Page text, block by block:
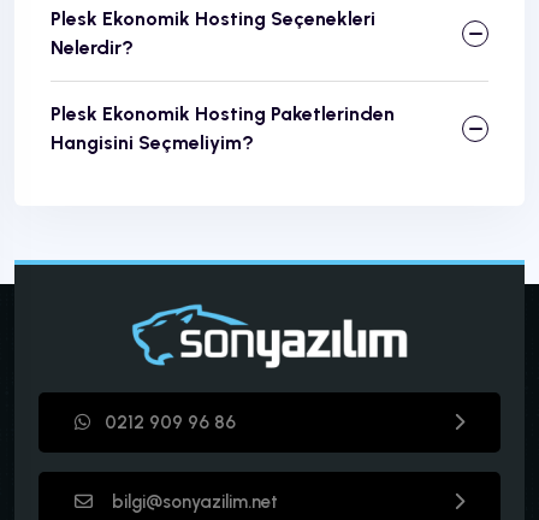
Plesk Ekonomik Hosting Seçenekleri
Nelerdir?
Plesk Ekonomik Hosting Paketlerinden
Hangisini Seçmeliyim?
0212 909 96 86
bilgi@sonyazilim.net